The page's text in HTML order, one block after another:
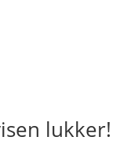
lukker!